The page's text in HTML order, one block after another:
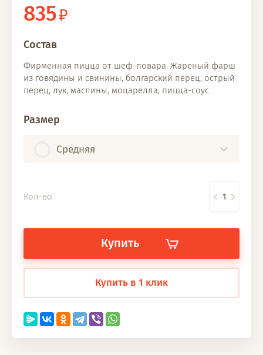
835
Состав
Фирменная пицца от шеф-повара. Жареный фарш
из говядины и свинины, болгарский перец, острый
перец, лук, маслины, моцарелла, пицца-соус
Размер
Средняя
Кол-во
Купить
Купить в 1 клик